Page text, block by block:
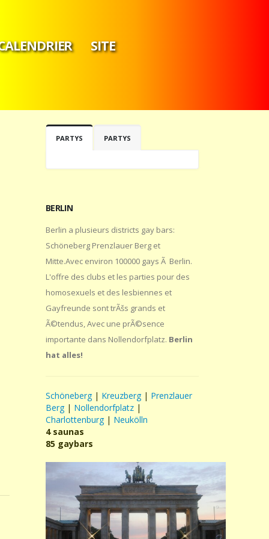
SITE
PARTYS PARTYS
BERLIN
Berlin a plusieurs districts gay bars:
Schöneberg Prenzlauer Berg et
Mitte.Avec environ 100000 gays Ã Berlin.
L'offre des clubs et les parties pour des
homosexuels et des lesbiennes et
Gayfreunde sont trÃšs grands et
Ã©tendus, Avec une prÃ©sence
importante dans Nollendorfplatz. Berlin
hat alles!
Schöneberg | Kreuzberg| Prenzlauer
Berg| Nollendorfplatz |
Charlottenburg| Neukölln
4 saunas
85 gaybars